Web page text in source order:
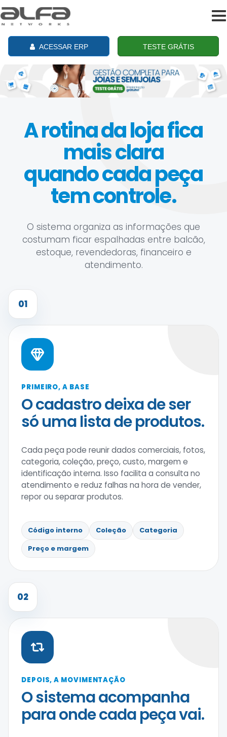
ACESSAR ERP TESTE GRÁTIS
A rotina da loja fica
mais clara
quando cada peça
tem controle.
O sistema organiza as informações que
costumam ficar espalhadas entre balcão,
estoque, revendedoras, financeiro e
atendimento.
01
PRIMEIRO, A BASE
O cadastro deixa de ser
só uma lista de produtos.
Cada peça pode reunir dados comerciais, fotos,
categoria, coleção, preço, custo, margem e
identificação interna. Isso facilita a consulta no
atendimento e reduz falhas na hora de vender,
repor ou separar produtos.
Código interno Coleção
Categoria
Preço e margem
02
DEPOIS, A MOVIMENTAÇÃO
O sistema acompanha
para onde cada peça vai.